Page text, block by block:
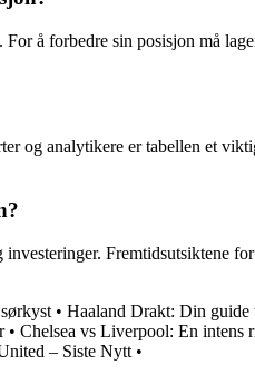
å forbedre sin posisjon må
og analytikere er tabellen et
Fremtidsutsiktene
• Haaland Drakt: Din guide
• Chelsea vs Liverpool: En intens
– Siste Nytt •